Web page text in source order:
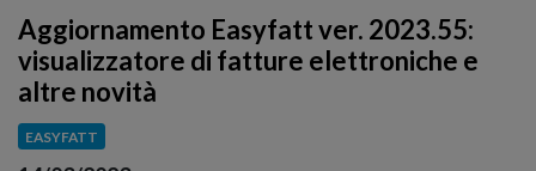
Aggiornamento Easyfatt ver. 2023.55:
visualizzatore di fatture elettroniche e
altre novità
EASYFATT